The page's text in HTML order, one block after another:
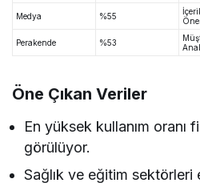
Medya %55
Perakende %53
Öne Çıkan Veriler
En yüksek kullanım oranı
görülüyor.
Sağlık ve eğitim sektörleri